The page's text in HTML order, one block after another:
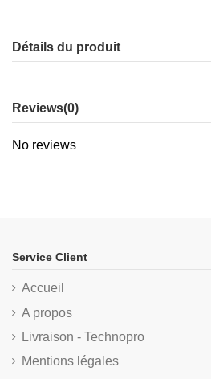
Détails du produit
Reviews(0)
No reviews
Service Client
Accueil
A propos
Livraison - Technopro
Mentions légales